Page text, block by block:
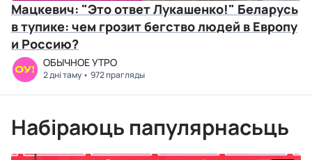
Мацкевич: "Это ответ Лукашенко!" Беларусь
в тупике: чем грозит бегство людей в Европу
и Россию?
ОБЫЧНОЕ УТРО
2 дні таму 972 прагляды
Набіраюць папулярнасьць